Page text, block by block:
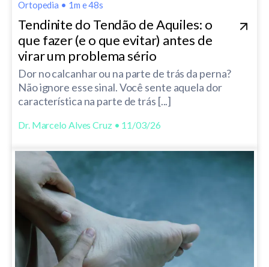
Ortopedia • 1m e 48s
Tendinite do Tendão de Aquiles: o
que fazer (e o que evitar) antes de
virar um problema sério
Dor no calcanhar ou na parte de trás da perna?
Não ignore esse sinal. Você sente aquela dor
característica na parte de trás [...]
Dr. Marcelo Alves Cruz • 11/03/26